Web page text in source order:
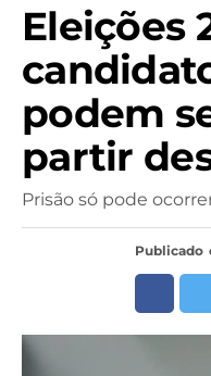
Eleições
podem
partir
Prisão só pode
Publicado